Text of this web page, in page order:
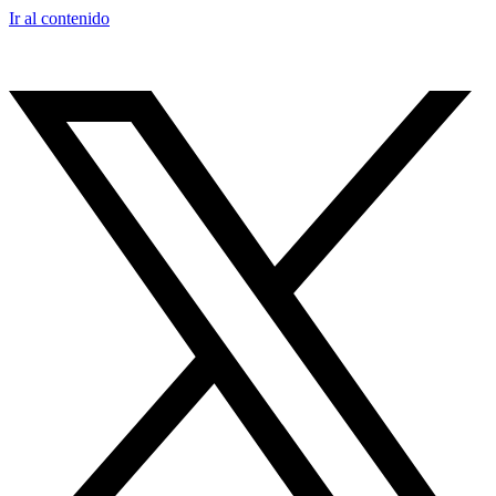
Ir al contenido